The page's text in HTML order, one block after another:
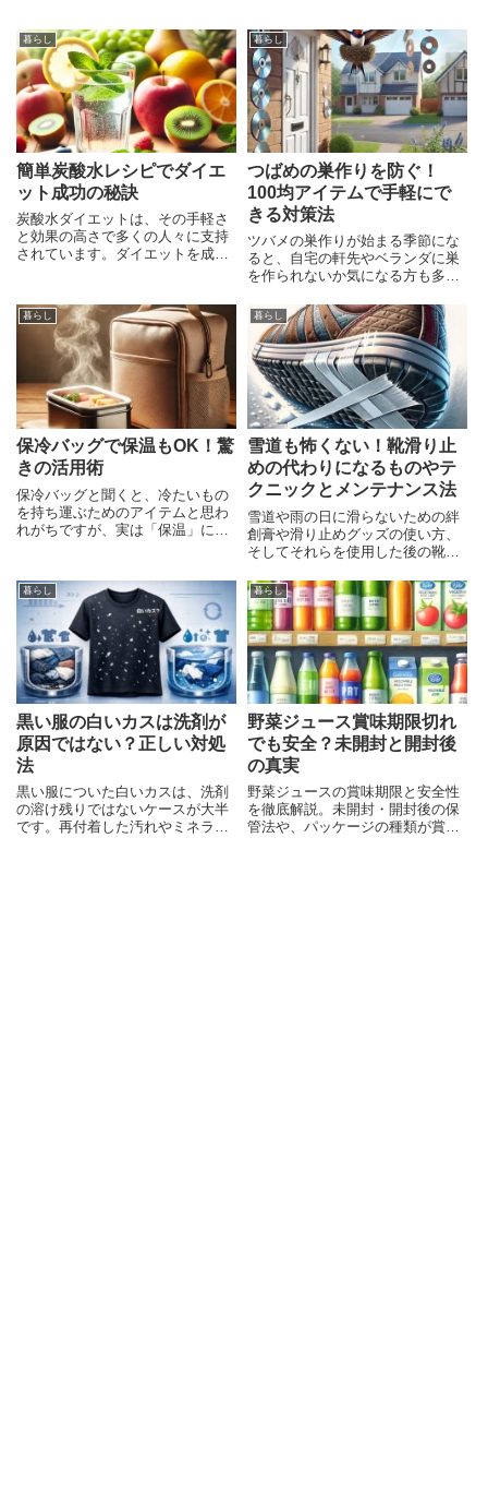
暮らし
簡単炭酸水レシピでダイエ
ット成功の秘訣
炭酸水ダイエットは、その手軽さ
と効果の高さで多くの人々に支持
されています。ダイエットを成功
ありますが、炭酸水を活用するこ
とでさらに効果的に進めることが
できます。この記事では、炭酸水
暮らし
つばめの巣作りを防ぐ！
100均アイテムで手軽にで
きる対策法
ツバメの巣作りが始まる季節にな
ると、自宅の軒先やベランダに巣
を作られないか気になる方も多い
幸運を運ぶ鳥として知られていま
すが、巣作りが進むとフンの被害
や騒音などの問題が発生すること
もあります。そのため、事前に適
暮らし
保冷バッグで保温もOK！驚
きの活用術
保冷バッグと聞くと、冷たいもの
を持ち運ぶためのアイテムと思わ
れがちですが、実は「保温」にも
たいとき、アウトドアや買い物の
際など、さまざまなシーンで役立
ちます。保冷バッグが保温にも使
暮らし
雪道も怖くない！靴滑り止
めの代わりになるものやテ
クニックとメンテナンス法
雪道や雨の日に滑らないための絆
創膏や滑り止めグッズの使い方、
そしてそれらを使用した後の靴の
歩行のコツも紹介。
暮らし
黒い服の白いカスは洗剤が
原因ではない？正しい対処
法
黒い服についた白いカスは、洗剤
の溶け残りではないケースが大半
です。再付着した汚れやミネラル
暮らし
野菜ジュース賞味期限切れ
でも安全？未開封と開封後
の真実
野菜ジュースの賞味期限と安全性
を徹底解説。未開封・開封後の保
管法や、パッケージの種類が賞味